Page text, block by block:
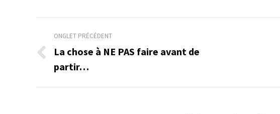
Navigation
de
commentaire
ONGLET PRÉCÉDENT
Onglet
précédent
La chose à NE PAS faire avant de
partir…